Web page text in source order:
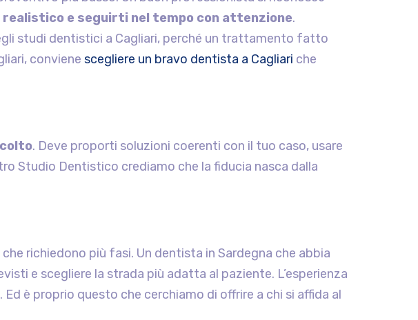
e seguirti nel tempo con attenzione.
studi dentistici a Cagliari, perché un trattamento fatto
conviene scegliere un bravo dentista a Cagliari che
. Deve proporti soluzioni coerenti con il tuo caso, usare
Studio Dentistico crediamo che la fiducia nasca dalla
richiedono più fasi. Un dentista in Sardegna che abbia
e scegliere la strada più adatta al paziente. L’esperienza
. Ed è proprio questo che cerchiamo di offrire a chi si affida al